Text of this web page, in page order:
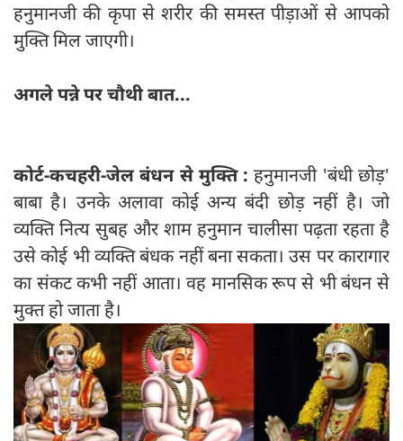
हनुमानजी की कृपा से शरीर की समस्त पीड़ाओं से आपको
मुक्ति मिल जाएगी।
अगले पन्ने पर चौथी बात...
कोर्ट-कचहरी-जेल बंधन से मुक्ति : हनुमानजी 'बंधी छोड़'
बाबा है। उनके अलावा कोई अन्य बंदी छोड़ नहीं है। जो
व्यक्ति नित्य सुबह और शाम हनुमान चालीसा पढ़ता रहता है
उसे कोई भी व्यक्ति बंधक नहीं बना सकता। उस पर कारागार
का संकट कभी नहीं आता। वह मानसिक रूप से भी बंधन से
मुक्त हो जाता है।